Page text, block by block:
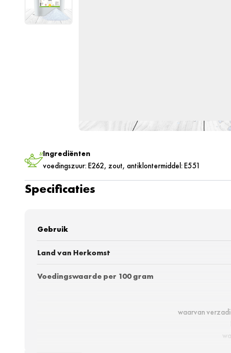
Ingrediënten
voedingszuur: E262, zout, antiklontermiddel: E551
Specificaties
Gebruik
Land van Herkomst
Voedingswaarde per 100 gram
waarvan